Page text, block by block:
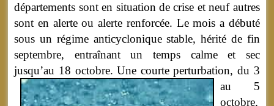
départements sont en situation de crise et neuf autres
sont en alerte ou alerte renforcée. Le mois a débuté
sous un régime anticyclonique stable, hérité de fin
septembre, entraînant un temps calme et sec
jusqu’au 18 octobre.Une courte perturbation, du 3
au 5
octobre,